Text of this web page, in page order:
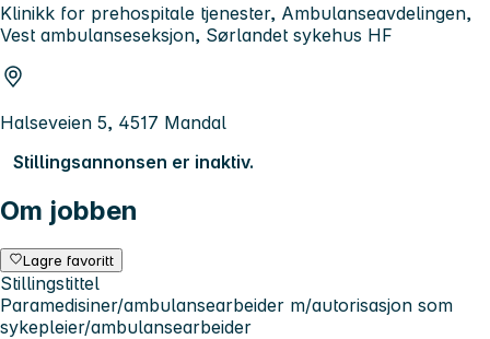
Klinikk for prehospitale tjenester, Ambulanseavdelingen,
Vest ambulanseseksjon, Sørlandet sykehus HF
Halseveien 5, 4517 Mandal
Stillingsannonsen er inaktiv.
Om jobben
Lagre favoritt
Stillingstittel
Paramedisiner/ambulansearbeider m/autorisasjon som
sykepleier/ambulansearbeider